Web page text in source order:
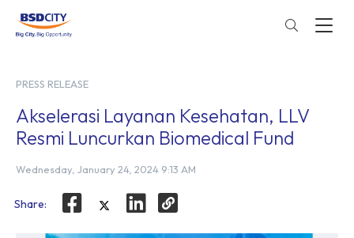
PRESS RELEASE
Akselerasi Layanan Kesehatan, LLV
Resmi Luncurkan Biomedical Fund
Wednesday, January 24, 2024 9:13 AM
Share: